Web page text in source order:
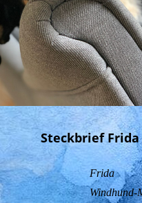
Steckbrief Frida
Frida
Windhund-